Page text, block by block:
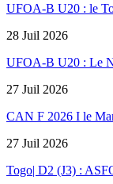
UFOA-B U20 : le
28 Juil 2026
UFOA-B U20 : Le
27 Juil 2026
CAN F 2026 I le
27 Juil 2026
Togo| D2 (J3) :